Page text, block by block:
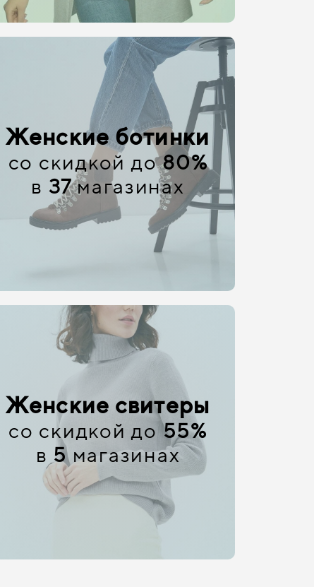
Женские ботинки
со скидкой до80%
в 37магазинах
Женские свитеры
со скидкой до55%
в 5магазинах